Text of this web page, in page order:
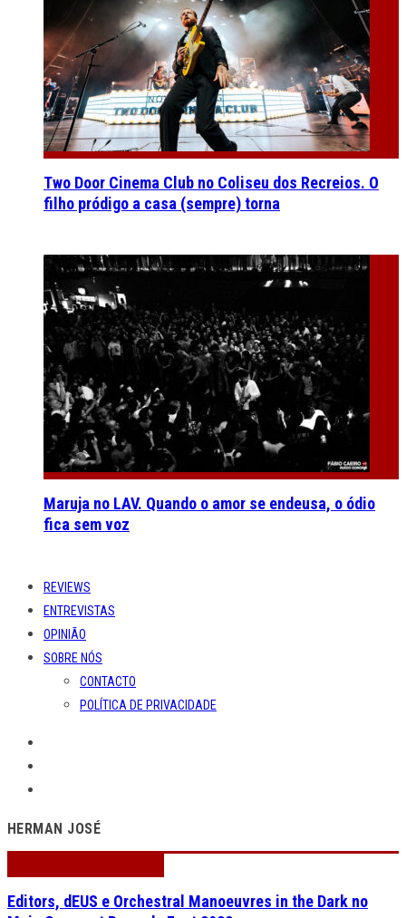
Two Door Cinema Club no Coliseu dos Recreios. O
filho pródigo a casa (sempre) torna
Maruja no LAV. Quando o amor se endeusa, o ódio
fica sem voz
REVIEWS
ENTREVISTAS
OPINIÃO
SOBRE NÓS
CONTACTO
POLÍTICA DE PRIVACIDADE
HERMAN JOSÉ
Editors, dEUS e Orchestral Manoeuvres in the Dark no